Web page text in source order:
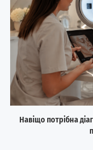
Навіщо потрібна